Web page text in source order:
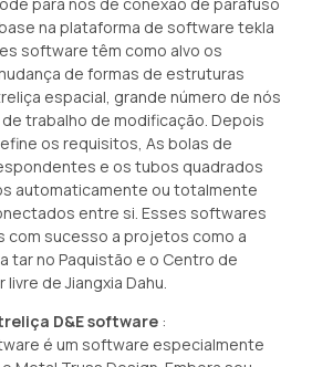
na plataforma de software tekla
software têm como alvo os
de formas de estruturas
espacial, grande número de nós
trabalho de modificação. Depois
os requisitos, As bolas de
e os tubos quadrados
automaticamente ou totalmente
entre si. Esses softwares
com sucesso a projetos como a
tar no Paquistão e o Centro de
de Jiangxia Dahu.
D&E software :
é um software especialmente